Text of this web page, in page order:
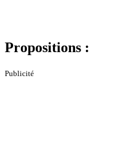
Propositions :
Publicité